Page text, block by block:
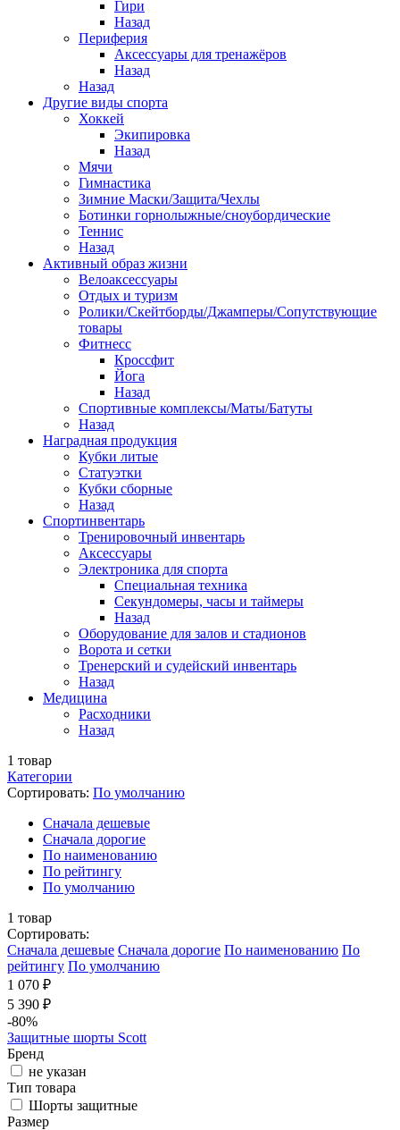
Гири
Назад
Периферия
Аксессуары для тренажёров
Назад
Назад
Другие виды спорта
Хоккей
Экипировка
Назад
Мячи
Гимнастика
Зимние Маски/Защита/Чехлы
Ботинки горнолыжные/сноубордические
Теннис
Назад
Активный образ жизни
Велоаксессуары
Отдых и туризм
Ролики/Скейтборды/Джамперы/Сопутствующие
товары
Фитнесс
Кроссфит
Йога
Назад
Спортивные комплексы/Маты/Батуты
Назад
Наградная продукция
Кубки литые
Статуэтки
Кубки сборные
Назад
Спортинвентарь
Тренировочный инвентарь
Аксессуары
Электроника для спорта
Специальная техника
Секундомеры, часы и таймеры
Назад
Оборудование для залов и стадионов
Ворота и сетки
Тренерский и судейский инвентарь
Назад
Медицина
Расходники
Назад
1 товар
Категории
Сортировать: По умолчанию
Cначала дешевые
Cначала дорогие
По наименованию
По рейтингу
По умолчанию
1 товар
Сортировать:
Cначала дешевые Cначала дорогие По наименованию По
рейтингу По умолчанию
1 070 ₽
5 390 ₽
-80%
Защитные шорты Scott
Бренд
не указан
Тип товара
Шорты защитные
Размер